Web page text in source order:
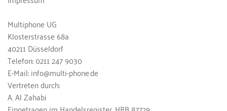
Multiphone UG
Klosterstrasse 68a
40211 Düsseldorf
Telefon: 0211 247 9030
E-Mail: info@multi-phone.de
Vertreten durch:
A. Al Zahabi